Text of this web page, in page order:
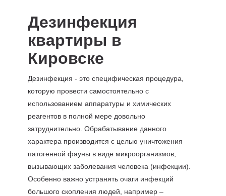
Дезинфекция
квартиры в
Кировске
Дезинфекция - это специфическая процедура,
которую провести самостоятельно с
использованием аппаратуры и химических
реагентов в полной мере довольно
затруднительно. Обрабатывание данного
характера производится с целью уничтожения
патогенной фауны в виде микроорганизмов,
вызывающих заболевания человека (инфекции).
Особенно важно устранять очаги инфекций
большого скопления людей, например –